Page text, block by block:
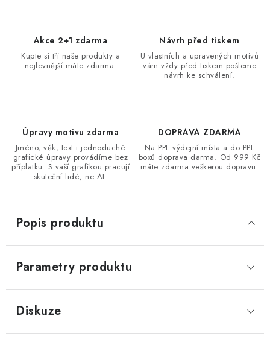
Akce 2+1 zdarma
Kupte si tři naše produkty a
nejlevnější máte zdarma.
Návrh před tiskem
U vlastních a upravených motivů
vám vždy před tiskem pošleme
návrh ke schválení.
Úpravy motivu zdarma
Jméno, věk, text i jednoduché
grafické úpravy provádíme bez
příplatku. S vaší grafikou pracují
skuteční lidé, ne AI.
DOPRAVA ZDARMA
Na PPL výdejní místa a do PPL
boxů doprava darma. Od 999 Kč
máte zdarma veškerou dopravu.
Popis produktu
Parametry produktu
Diskuze